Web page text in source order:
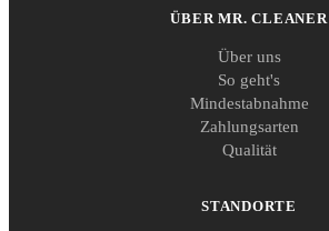
ÜBER MR. CLEANER
Über uns
So geht's
Mindestabnahme
Zahlungsarten
Qualität
STANDORTE